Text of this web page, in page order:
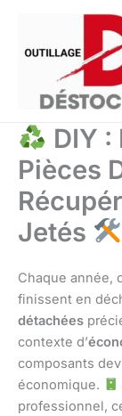
contenu
DIY
Pièces
Jetés
Chaque année,
finissent en
détachées
contexte d’
composants
économique.
professionnel,